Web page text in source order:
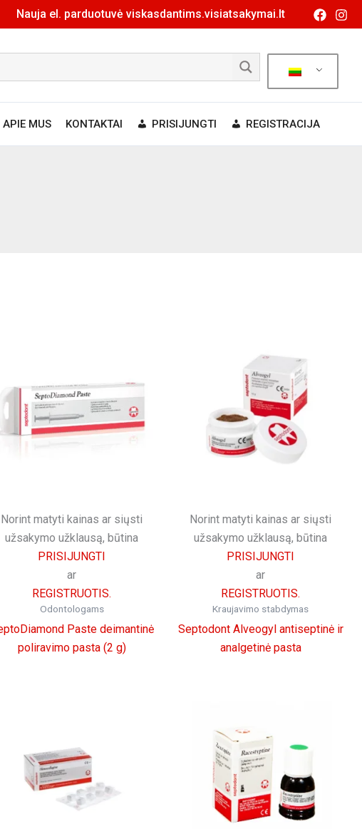
Nauja el. parduotuvė viskasdantims.visiatsakymai.lt
APIE MUS KONTAKTAI PRISIJUNGTI REGISTRACIJA
Norint matyti kainas ar siųsti
užsakymo užklausą, būtina
PRISIJUNGTI
ar
REGISTRUOTIS.
Odontologams
Paste deimantinė
poliravimo pasta (2 g)
Norint matyti kainas ar siųsti
užsakymo užklausą, būtina
PRISIJUNGTI
ar
REGISTRUOTIS.
Kraujavimo stabdymas
Septodont Alveogyl antiseptinė ir
analgetinė pasta